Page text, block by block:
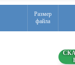
Размер
файла